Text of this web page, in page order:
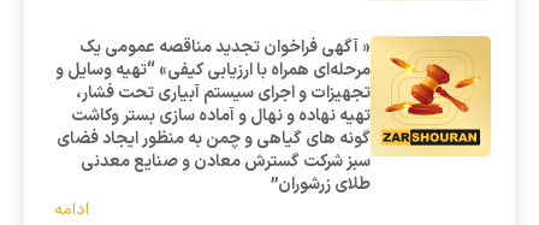
« آگهی فراخوان تجدید مناقصه عمومی یک
مرحله‌ای همراه با ارزیابی کیفی» “تهیه وسایل و
تجهیزات و اجرای سیستم آبیاری تحت فشار،
تهیه نهاده و نهال و آماده سازی بستر وکاشت
گونه های گیاهی و چمن به منظور ایجاد فضای
سبز شرکت گسترش معادن و صنایع معدنی
طلای زرشوران”
ادامه